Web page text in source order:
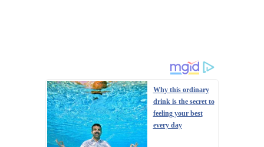
Why this ordinary
drink is the secret to
feeling your best
every day